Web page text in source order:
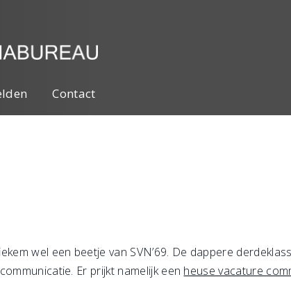
Contact
wel een beetje van SVN’69. De dappere
Er prijkt namelijk een heuse vacature